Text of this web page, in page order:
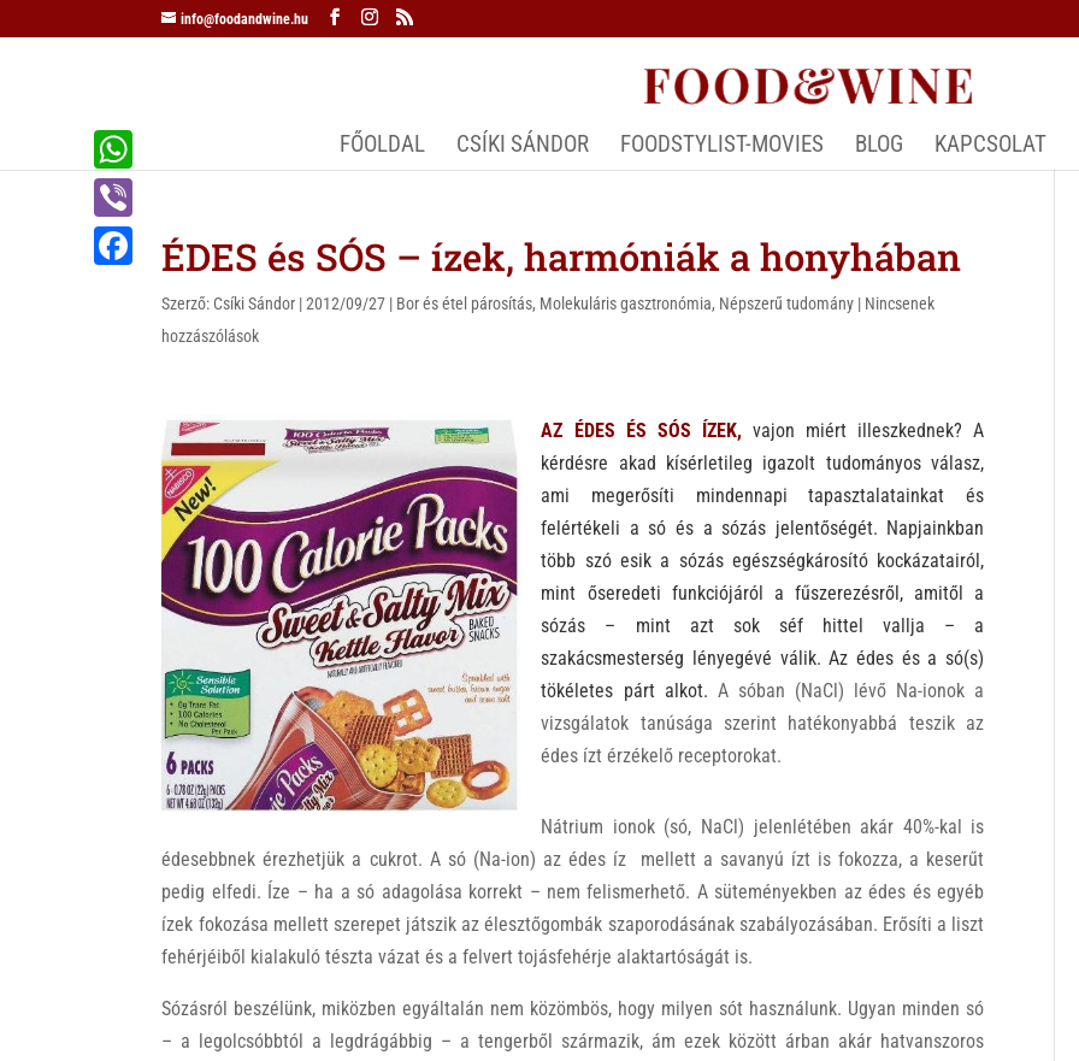
info@foodandwine.hu
FŐOLDAL CSÍKI SÁNDOR FOODSTYLIST-MOVIES BLOG KAPCSOLAT
ÉDES és SÓS – ízek, harmóniák a honyhában
Szerző: Csíki Sándor |2012/09/27 | Bor és étel párosítás, Molekuláris gasztronómia, Népszerű tudomány | Nincsenek
hozzászólások
AZ ÉDES ÉS SÓS ÍZEK, vajon miért illeszkednek? A
kérdésre akad kísérletileg igazolt tudományos válasz,
ami megerősíti mindennapi tapasztalatainkat és
felértékeli a só és a sózás jelentőségét. Napjainkban
több szó esik a sózás egészségkárosító kockázatairól,
mint őseredeti funkciójáról a fűszerezésről, amitől a
sózás – mint azt sok séf hittel vallja – a
szakácsmesterség lényegévé válik.Az édes és a só(s)
tökéletes párt alkot. A sóban (NaCl) lévő Na-ionok a
vizsgálatok tanúsága szerint hatékonyabbá teszik az
édes ízt érzékelő receptorokat.
Nátrium ionok (só, NaCl) jelenlétében akár 40%-kal is
édesebbnek érezhetjük a cukrot. A só (Na-ion) az édes íz mellett a savanyú ízt is fokozza, a keserűt
pedig elfedi. Íze – ha a só adagolása korrekt – nem felismerhető. A süteményekben az édes és egyéb
ízek fokozása mellett szerepet játszik az élesztőgombák szaporodásának szabályozásában. Erősíti a liszt
fehérjéiből kialakuló tészta vázat és a felvert tojásfehérje alaktartóságát is.
Sózásról beszélünk, miközben egyáltalán nem közömbös, hogy milyen sót használunk. Ugyan minden só
– a legolcsóbbtól a legdrágábbig – a tengerből származik, ám ezek között árban akár hatvanszoros
W
h
a
V